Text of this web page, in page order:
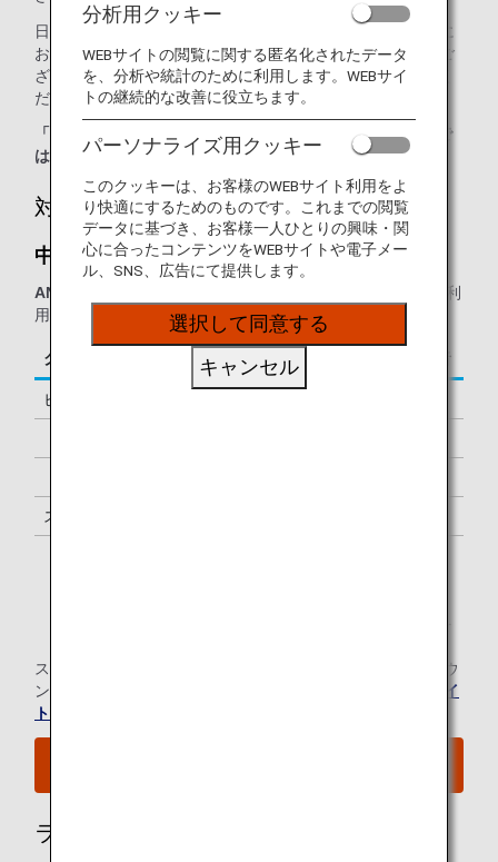
日本国外の空港にて、ANA国際線から他航空会社の国内線に
お乗り継ぎの場合には、ラウンジ入室基準が異なる場合がご
ざいます。入室基準に関しては各運航会社にお問い合わせく
ださい。
「ANA SUITE LOUNGE」ご利用券は、こちらのラウンジで
はご利用いただけません。
対象のお客様
中国国際航空ラウンジ（No.71ラウンジ）：
ANAまたは他スター アライアンス加盟航空会社運航便
をご利
用の、以下に該当するお客様が対象となります。
クラス／ステイタス ご同行者
ビジネスクラス
スーパーフライヤーズ会員
スター アライアンス有料ラウンジ会員のお客様の当空港ラウ
ンジのご利用については、
スター アライアンスのウェブサイ
ト
ラウンジ所有者
分析用クッキー
WEBサイトの閲覧に関する匿名化されたデータ
を、分析や統計のために利用します。WEBサイ
トの継続的な改善に役立ちます。
パーソナライズ用クッキー
このクッキーは、お客様のWEBサイト利用をよ
り快適にするためのものです。これまでの閲覧
データに基づき、お客様一人ひとりの興味・関
心に合ったコンテンツをWEBサイトや電子メー
ル、SNS、広告にて提供します。
選択して同意する
キャンセル